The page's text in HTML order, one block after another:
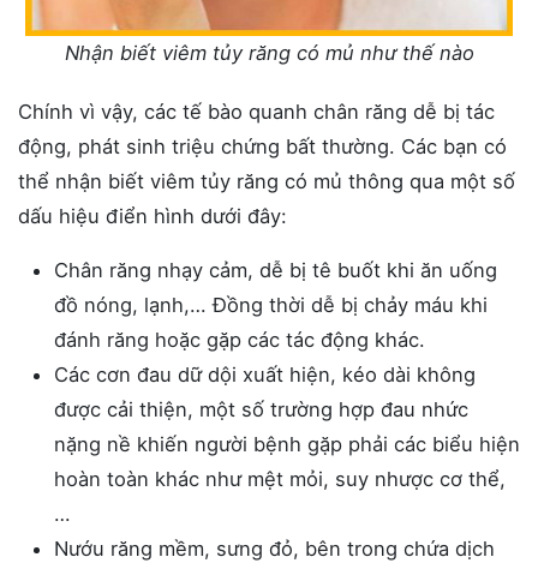
Nhận biết viêm tủy răng có mủ như thế nào
Chính vì vậy, các tế bào quanh chân răng dễ bị tác
động, phát sinh triệu chứng bất thường. Các bạn có
thể nhận biết viêm tủy răng có mủ thông qua một số
dấu hiệu điển hình dưới đây:
Chân răng nhạy cảm, dễ bị tê buốt khi ăn uống
đồ nóng, lạnh,… Đồng thời dễ bị chảy máu khi
đánh răng hoặc gặp các tác động khác.
Các cơn đau dữ dội xuất hiện, kéo dài không
được cải thiện, một số trường hợp đau nhức
nặng nề khiến người bệnh gặp phải các biểu hiện
hoàn toàn khác như mệt mỏi, suy nhược cơ thể,
…
Nướu răng mềm, sưng đỏ, bên trong chứa dịch